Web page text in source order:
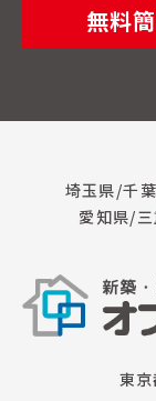
無料
埼玉県/千
愛知県/
東